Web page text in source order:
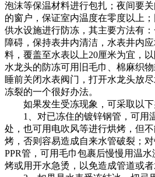
泡沫等保温材料进行包扎；夜间要
的窗户，保证室内温度在零度以上
供水设施进行防冻，其主要方法有
障碍，保持表井内清洁，水表井内
料，覆盖至水表以上20厘米为宜，
水龙头的防冻可用旧毛巾、棉麻织
睡前关闭水表阀门，打开水龙头放
冻裂的一个很好办法。
如果发生受冻现象，可采取以下
1、对已冻住的镀锌钢管，可用
处，也可用电吹风等进行烘烤，但
烤，否则容易造成自来水管破裂；对
PPR管，可用毛巾包裹后慢慢用温
烤或用开水急烫，以免造成管道或者